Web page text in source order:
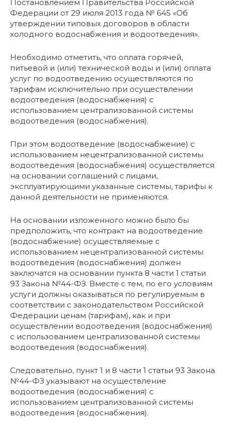
Постановлением Правительства Российской
Федерации от 29 июля 2013 года № 645 «Об
утверждении типовых договоров в области
холодного водоснабжения и водоотведения».
Необходимо отметить, что оплата горячей,
питьевой и (или) технической воды и (или) оплата
услуг по водоотведению осуществляются по
тарифам исключительно при осуществлении
водоотведения (водоснабжения) с
использованием централизованной системы
водоотведения (водоснабжения).
При этом водоотведение (водоснабжение) с
использованием нецентрализованной системы
водоотведения (водоснабжения) осуществляется
на основании соглашений с лицами,
эксплуатирующими указанные системы, тарифы к
данной деятельности не применяются.
На основании изложенного можно было бы
предположить, что контракт на водоотведение
(водоснабжение) осуществляемые с
использованием нецентрализованной системы
водоотведения (водоснабжения) должен
заключатся на основании пункта 8 части 1 статьи
93 Закона №44-ФЗ. Вместе с тем, по его условиям
услуги должны оказываться по регулируемым в
соответствии с законодательством Российской
Федерации ценам (тарифам), как и при
осуществлении водоотведения (водоснабжения)
с использованием централизованной системы
водоотведения (водоснабжения).
Следовательно, пункт 1 и 8 части 1 статьи 93 Закона
№44-ФЗ указывают на осуществление
водоотведения (водоснабжения) с
использованием централизованной системы
водоотведения (водоснабжения).